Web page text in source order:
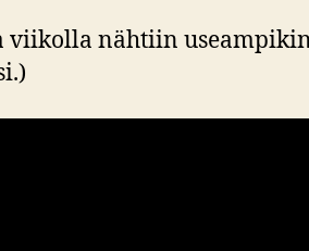
viikolla nähtiin